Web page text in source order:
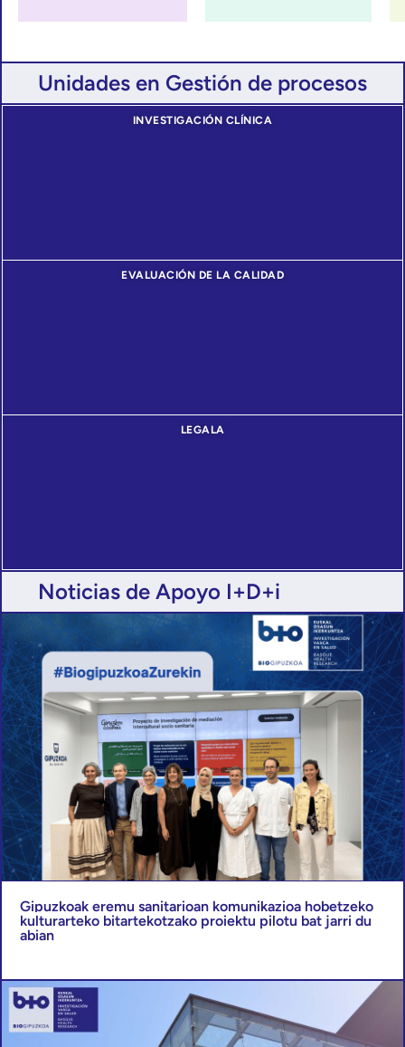
Unidades en Gestión de procesos
INVESTIGACIÓN CLÍNICA
EVALUACIÓN DE LA CALIDAD
LEGALA
Noticias de Apoyo I+D+i
Gipuzkoak eremu sanitarioan komunikazioa hobetzeko
kulturarteko bitartekotzako proiektu pilotu bat jarri du
abian